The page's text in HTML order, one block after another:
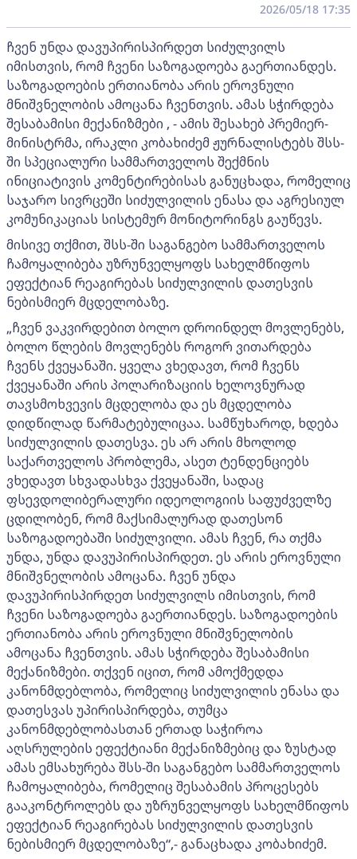
2026/05/18 17:35
ჩვენ უნდა დავუპირისპირდეთ სიძულვილს
იმისთვის, რომ ჩვენი საზოგადოება გაერთიანდეს.
საზოგადოების ერთიანობა არის ეროვნული
მნიშვნელობის ამოცანა ჩვენთვის. ამას სჭირდება
შესაბამისი მექანიზმები , - ამის შესახებ პრემიერ-
მინისტრმა, ირაკლი კობახიძემ ჟურნალისტებს შსს-
ში სპეციალური სამმართველოს შექმნის
ინიციატივის კომენტირებისას განუცხადა, რომელიც
საჯარო სივრცეში სიძულვილის ენასა და აგრესიულ
კომუნიკაციას სისტემურ მონიტორინგს გაუწევს.
მისივე თქმით, შსს-ში საგანგებო სამმართველოს
ჩამოყალიბება უზრუნველყოფს სახელმწიფოს
ეფექტიან რეაგირებას სიძულვილის დათესვის
ნებისმიერ მცდელობაზე.
„ჩვენ ვაკვირდებით ბოლო დროინდელ მოვლენებს,
ბოლო წლების მოვლენებს როგორ ვითარდება
ჩვენს ქვეყანაში. ყველა ვხედავთ, რომ ჩვენს
ქვეყანაში არის პოლარიზაციის ხელოვნურად
თავსმოხვევის მცდელობა და ეს მცდელობა
დიდწილად წარმატებულიცაა. სამწუხაროდ, ხდება
სიძულვილის დათესვა. ეს არ არის მხოლოდ
საქართველოს პრობლემა, ასეთ ტენდენციებს
ვხედავთ სხვადასხვა ქვეყანაში, სადაც
ფსევდოლიბერალური იდეოლოგიის საფუძველზე
ცდილობენ, რომ მაქსიმალურად დათესონ
საზოგადოებაში სიძულვილი. ამას ჩვენ, რა თქმა
უნდა, უნდა დავუპირისპირდეთ. ეს არის ეროვნული
მნიშვნელობის ამოცანა. ჩვენ უნდა
დავუპირისპირდეთ სიძულვილს იმისთვის, რომ
ჩვენი საზოგადოება გაერთიანდეს. საზოგადოების
ერთიანობა არის ეროვნული მნიშვნელობის
ამოცანა ჩვენთვის. ამას სჭირდება შესაბამისი
მექანიზმები. თქვენ იცით, რომ ამოქმედდა
კანონმდებლობა, რომელიც სიძულვილის ენასა და
დათესვას უპირისპირდება, თუმცა
კანონმდებლობასთან ერთად საჭიროა
აღსრულების ეფექტიანი მექანიზმებიც და ზუსტად
ამას ემსახურება შსს-ში საგანგებო სამმართველოს
ჩამოყალიბება, რომელიც შესაბამის პროცესებს
გააკონტროლებს და უზრუნველყოფს სახელმწიფოს
ეფექტიან რეაგირებას სიძულვილის დათესვის
ნებისმიერ მცდელობაზე“,- განაცხადა კობახიძემ.